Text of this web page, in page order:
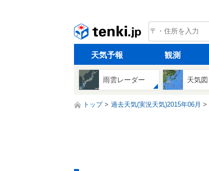
tenki.jp
天気予報 観測
雨雲レーダー 天気図
トップ 過去天気(実況天気)2015年06月